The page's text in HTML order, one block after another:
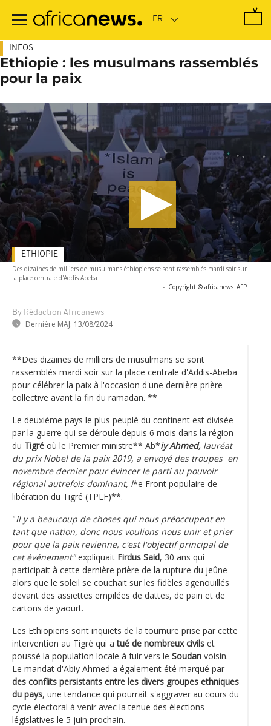
contenu
INFOS
Ethiopie : les musulmans rassemblés
pour la paix
Des dizaines de milliers de musulmans éthiopiens se sont rassemblés mardi soir sur
la place centrale d'Addis Abeba
- Copyright © africanews AFP
By Rédaction Africanews
Dernière MAJ: 13/08/2024
ETHIOPIE
**Des dizaines de milliers de musulmans se sont
rassemblés mardi soir sur la place centrale d'Addis-Abeba
pour célébrer la paix à l'occasion d'une dernière prière
collective avant la fin du ramadan. **
Le deuxième pays le plus peuplé du continent est divisée
par la guerre qui se déroule depuis 6 mois dans la région
du Tigré où le Premier ministre** Ab*iy Ahmed, lauréat
du prix Nobel de la paix 2019, a envoyé des troupes en
novembre dernier pour évincer le parti au pouvoir
régional autrefois dominant, l*e Front populaire de
libération du Tigré (TPLF)**.
"Il y a beaucoup de choses qui nous préoccupent en
tant que nation, donc nous voulions nous unir et prier
pour que la paix revienne, c'est l'objectif principal de
cet événement"expliquait Firdus Said, 30 ans qui
participait à cette dernière prière de la rupture du jeûne
alors que le soleil se couchait sur les fidèles agenouillés
devant des assiettes empilées de dattes, de pain et de
cartons de yaourt.
Les Ethiopiens sont inquiets de la tournure prise par cette
intervention au Tigré qui atué de nombreux civils et
poussé la population locale à fuir vers le Soudan voisin.
Le mandat d'Abiy Ahmed a également été marqué par
des conflits persistants entre les divers groupes ethniques
du pays, une tendance qui pourrait s'aggraver au cours du
cycle électoral à venir avec la tenue des élections
législatives le 5 juin prochain.